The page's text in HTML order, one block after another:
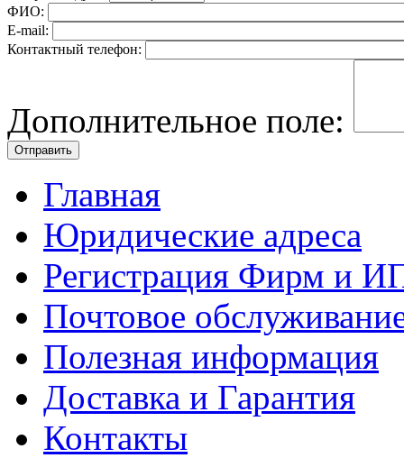
ФИО:
E-mail:
Контактный телефон:
Дополнительное поле:
Главная
Юридические адреса
Регистрация Фирм и
Почтовое
Полезная информация
Доставка и Гарантия
Контакты